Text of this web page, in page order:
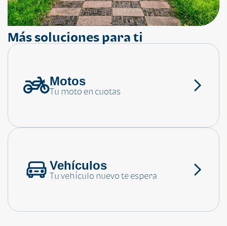
¿Necesitas ayuda?
Más soluciones para ti
Motos
Tu moto en cuotas
Vehículos
Tu vehículo nuevo te espera